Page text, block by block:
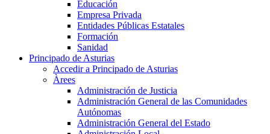
Educación
Empresa Privada
Entidades Públicas Estatales
Formación
Sanidad
Principado de Asturias
Accedir a Principado de Asturias
Àrees
Administración de Justicia
Administración General de las Comunidades
Autónomas
Administración General del Estado